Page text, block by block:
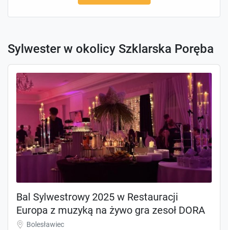
Sylwester w okolicy Szklarska Poręba
Bal Sylwestrowy 2025 w Restauracji
Europa z muzyką na żywo gra zesoł DORA
Bolesławiec